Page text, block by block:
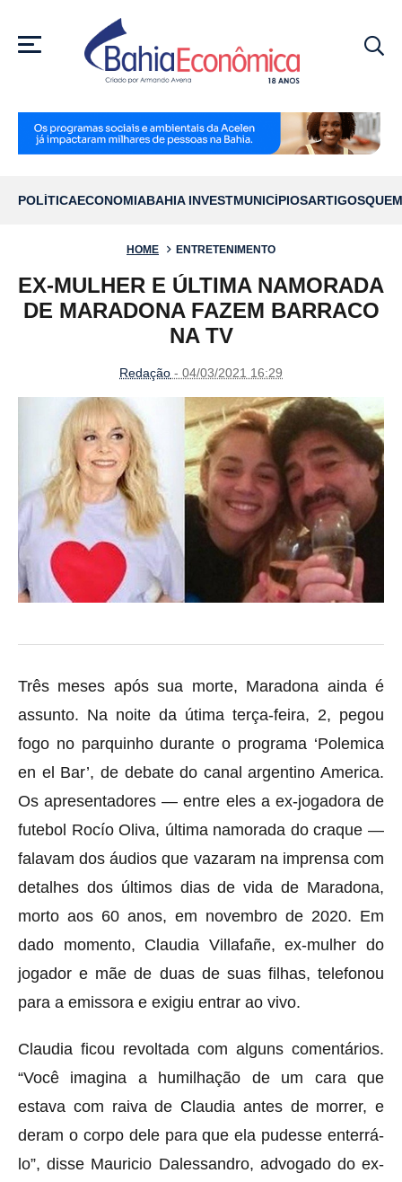
MENU
POLÍTICAECONOMIABAHIA INVESTMUNICÍPIOSARTIGOS
HOME ENTRETENIMENTO
EX-MULHER E ÚLTIMA NAMORADA
DE MARADONA FAZEM BARRACO
NA TV
Redação - 04/03/2021 16:29
Três meses após sua morte, Maradona ainda é
assunto. Na noite da útima terça-feira, 2, pegou
fogo no parquinho durante o programa ‘Polemica
en el Bar’, de debate do canal argentino America.
Os apresentadores — entre eles a ex-jogadora de
futebol Rocío Oliva, última namorada do craque —
falavam dos áudios que vazaram na imprensa com
detalhes dos últimos dias de vida de Maradona,
morto aos 60 anos, em novembro de 2020. Em
dado momento, Claudia Villafañe, ex-mulher do
jogador e mãe de duas de suas filhas, telefonou
para a emissora e exigiu entrar ao vivo.
Claudia ficou revoltada com alguns comentários.
“Você imagina a humilhação de um cara que
estava com raiva de Claudia antes de morrer, e
deram o corpo dele para que ela pudesse enterrá-
lo”, disse Mauricio Dalessandro, advogado do ex-